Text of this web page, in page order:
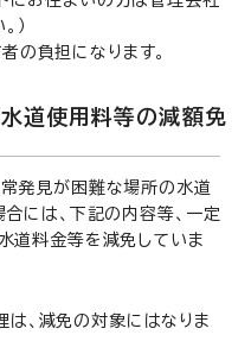
）
の負担になります。
道使用料等の減額免
発見が困難な場所の水道
には、下記の内容等、一定
道料金等を減免していま
、減免の対象にはなりま